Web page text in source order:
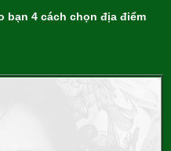
bạn 4 cách chọn địa điểm